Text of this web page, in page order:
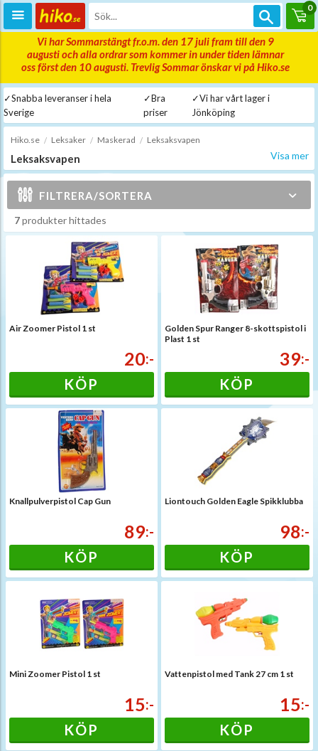
0
Vi har Sommarstängt fr.o.m. den 17 juli fram till den 9
augusti och alla ordrar som kommer in under tiden lämnar
oss först den 10 augusti. Trevlig Sommar önskar vi på Hiko.se
✓Snabba leveranser i hela
Sverige
✓Bra
priser
✓Vi har vårt lager i
Jönköping
Hiko.se Leksaker Maskerad Leksaksvapen
Leksaksvapen
Svärd, riddarsköldar, pistoler med mera till maskeraden från olika
märken såsom Liontouch och Simba hittar du här!
Visa mer
FILTRERA/SORTERA
Filtrera efter ålder
0 mån 15 år
7produkter hittades
Air Zoomer Pistol 1 st
20:-
KÖP
Golden Spur Ranger 8-skottspistol i
Plast 1 st
39:-
KÖP
Knallpulverpistol Cap Gun
89:-
KÖP
Liontouch Golden Eagle Spikklubba
98:-
KÖP
Mini Zoomer Pistol 1 st
15:-
KÖP
Vattenpistol med Tank 27 cm 1 st
15:-
KÖP